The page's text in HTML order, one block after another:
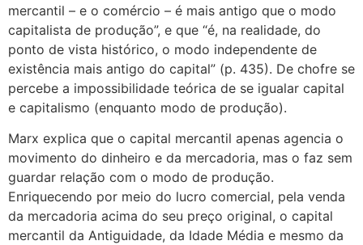
mercantil – e o comércio – é mais antigo que o modo
capitalista de produção”, e que “é, na realidade, do
ponto de vista histórico, o modo independente de
existência mais antigo do capital” (p. 435). De chofre se
percebe a impossibilidade teórica de se igualar capital
e capitalismo (enquanto modo de produção).
Marx explica que o capital mercantil apenas agencia o
movimento do dinheiro e da mercadoria, mas o faz sem
guardar relação com o modo de produção.
Enriquecendo por meio do lucro comercial, pela venda
da mercadoria acima do seu preço original, o capital
mercantil da Antiguidade, da Idade Média e mesmo da